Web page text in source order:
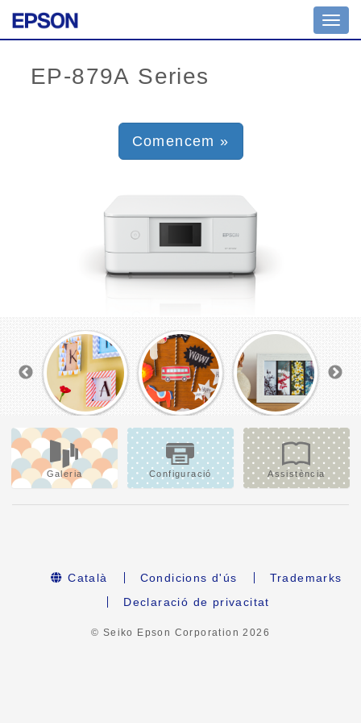
Comencem »
Galeria Configuració Assistència
Català Condicions d'ús
Trademarks
Declaració de privacitat
© Seiko Epson Corporation2026